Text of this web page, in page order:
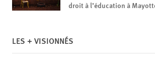
droit à l’éducation à
LES + VISIONNÉS